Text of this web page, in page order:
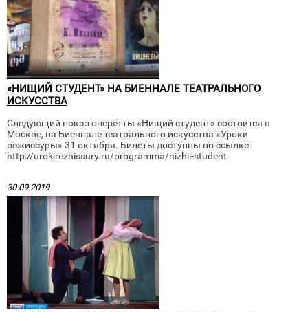
«НИЩИЙ СТУДЕНТ» НА БИЕННАЛЕ ТЕАТРАЛЬНОГО
ИСКУССТВА
Следующий показ оперетты «Нищий студент» состоится в
Москве, на Биеннале театрального искусства «Уроки
режиссуры» 31 октября. Билеты доступны по ссылке:
http://urokirezhissury.ru/programma/nizhii-student
30.09.2019